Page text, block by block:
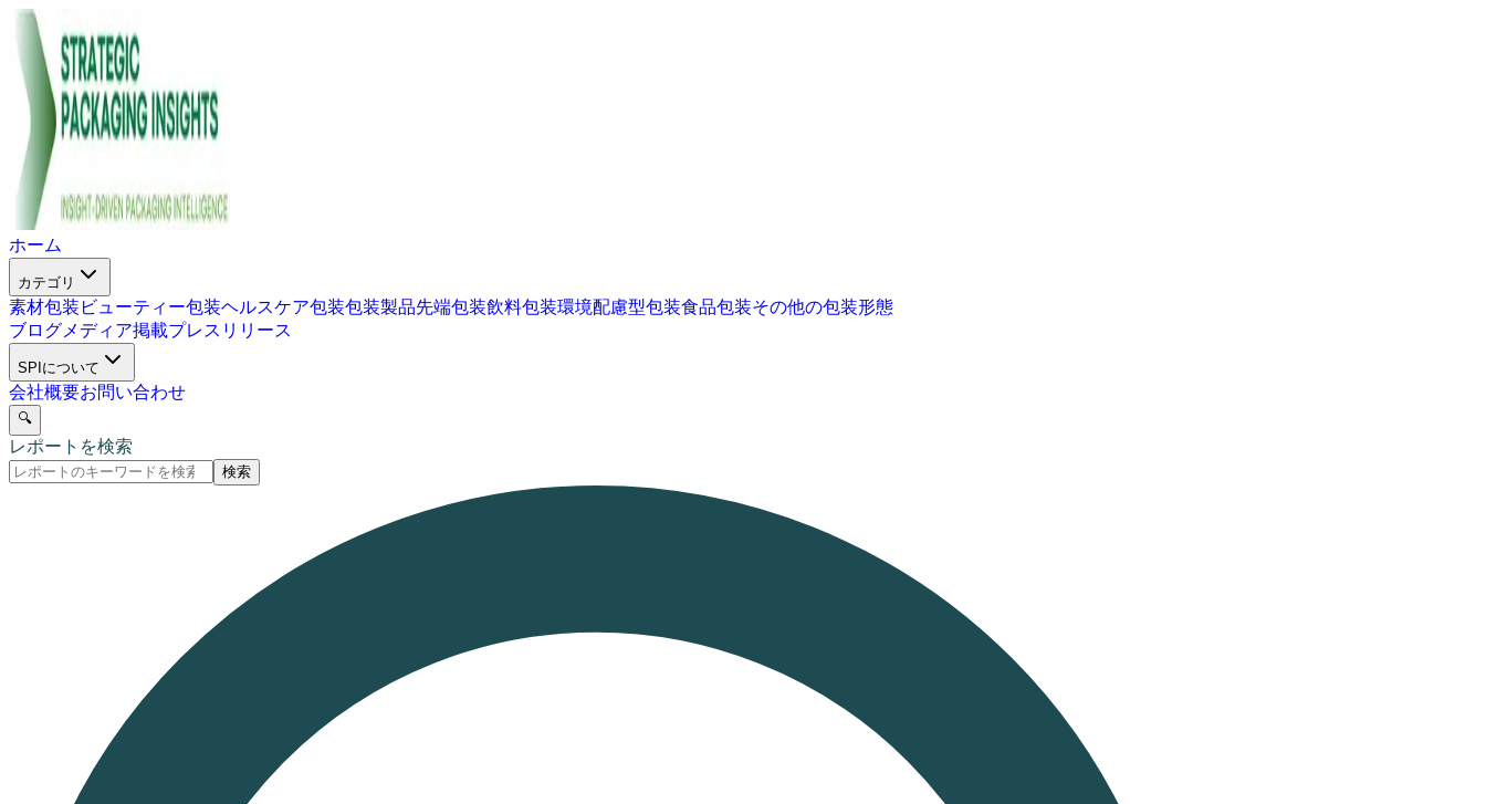
ホーム
カテゴリ
素材包装 ビューティー包装ヘルスケア包装包装製品先端包装飲料包装環境配慮型包装食品包装その他の包装形態
ブログメディア掲載プレスリリース
SPIについて
会社概要お問い合わせ
🔍
レポートを検索
検索